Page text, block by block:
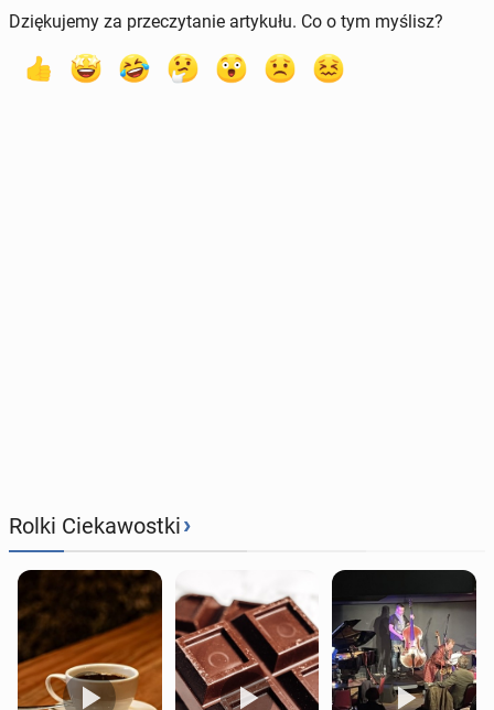
Dziękujemy za przeczytanie artykułu. Co o tym myślisz?
Rolki Ciekawostki›